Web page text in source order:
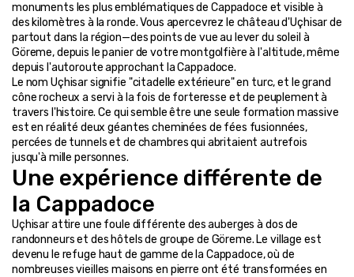
monuments les plus emblématiques de Cappadoce et visible à
des kilomètres à la ronde. Vous apercevrez le château d'Uçhisar de
partout dans la région—des points de vue au lever du soleil à
Göreme, depuis le panier de votre montgolfière à l'altitude, même
depuis l'autoroute approchant la Cappadoce.
Le nom Uçhisar signifie "citadelle extérieure" en turc, et le grand
cône rocheux a servi à la fois de forteresse et de peuplement à
travers l'histoire. Ce qui semble être une seule formation massive
est en réalité deux géantes cheminées de fées fusionnées,
percées de tunnels et de chambres qui abritaient autrefois
jusqu'à mille personnes.
Une expérience différente de
la Cappadoce
Uçhisar attire une foule différente des auberges à dos de
randonneurs et des hôtels de groupe de Göreme. Le village est
devenu le refuge haut de gamme de la Cappadoce, où de
nombreuses vieilles maisons en pierre ont été transformées en